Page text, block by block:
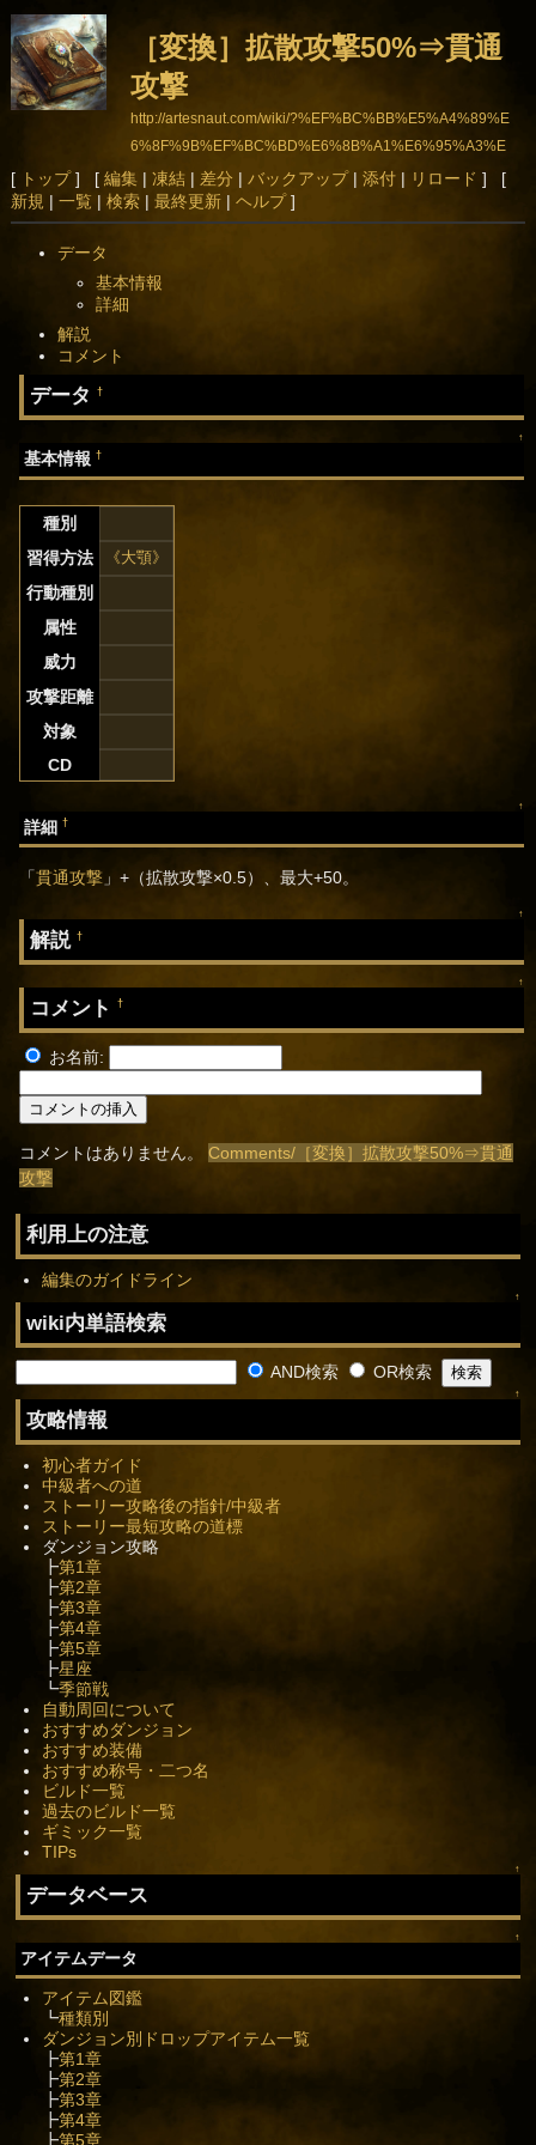
［変換］拡散攻撃50%⇒貫通
攻撃
http://artesnaut.com/wiki/?%EF%BC%BB%E5%A4%89%E
6%8F%9B%EF%BC%BD%E6%8B%A1%E6%95%A3%E
6%94%BB%E6%92%8350%25%E2%87%92%E8%B2%A
B%E9%80%9A%E6%94%BB%E6%92%83
[ トップ] [ 編集| 凍結 | 差分 | バックアップ| 添付| リロード ] [
新規 | 一覧| 検索| 最終更新| ヘルプ]
データ
基本情報
詳細
解説
コメント
データ†
↑
基本情報†
種別
習得方法
《大顎》
行動種別
属性
威力
攻撃距離
対象
CD
↑
詳細†
「貫通攻撃 」+（拡散攻撃×0.5）、最大+50。
↑
解説†
↑
コメント†
お名前:
コメントはありません。Comments/［変換］拡散攻撃50%⇒貫通
攻撃
利用上の注意
編集のガイドライン
↑
wiki内単語検索
AND検索 OR検索
↑
攻略情報
初心者ガイド
中級者への道
ストーリー攻略後の指針/中級者
ストーリー最短攻略の道標
ダンジョン攻略
┣第1章
┣第2章
┣第3章
┣第4章
┣第5章
┣星座
┗季節戦
自動周回について
おすすめダンジョン
おすすめ装備
おすすめ称号・二つ名
ビルド一覧
過去のビルド一覧
ギミック一覧
TIPs
↑
データベース
↑
アイテムデータ
アイテム図鑑
┗種類別
ダンジョン別ドロップアイテム一覧
┣第1章
┣第2章
┣第3章
┣第4章
┣第5章